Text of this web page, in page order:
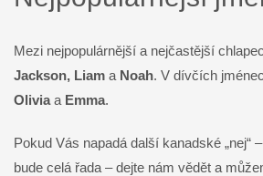
Mezi nejpopulárnější a nejčastější
Jackson, Liam a Noah. V dívčích
Oliviaa Emma.
Pokud Vás napadá další kanadské „nej“
bude celá řada – dejte nám vědět a